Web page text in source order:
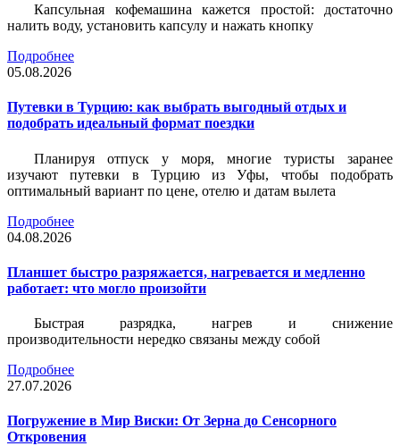
Капсульная кофемашина кажется простой: достаточно
налить воду, установить капсулу и нажать кнопку
Подробнее
05.08.2026
Путевки в Турцию: как выбрать выгодный отдых и
подобрать идеальный формат поездки
Планируя отпуск у моря, многие туристы заранее
изучают путевки в Турцию из Уфы, чтобы подобрать
оптимальный вариант по цене, отелю и датам вылета
Подробнее
04.08.2026
Планшет быстро разряжается, нагревается и медленно
работает: что могло произойти
Быстрая разрядка, нагрев и снижение
производительности нередко связаны между собой
Подробнее
27.07.2026
Погружение в Мир Виски: От Зерна до Сенсорного
Откровения